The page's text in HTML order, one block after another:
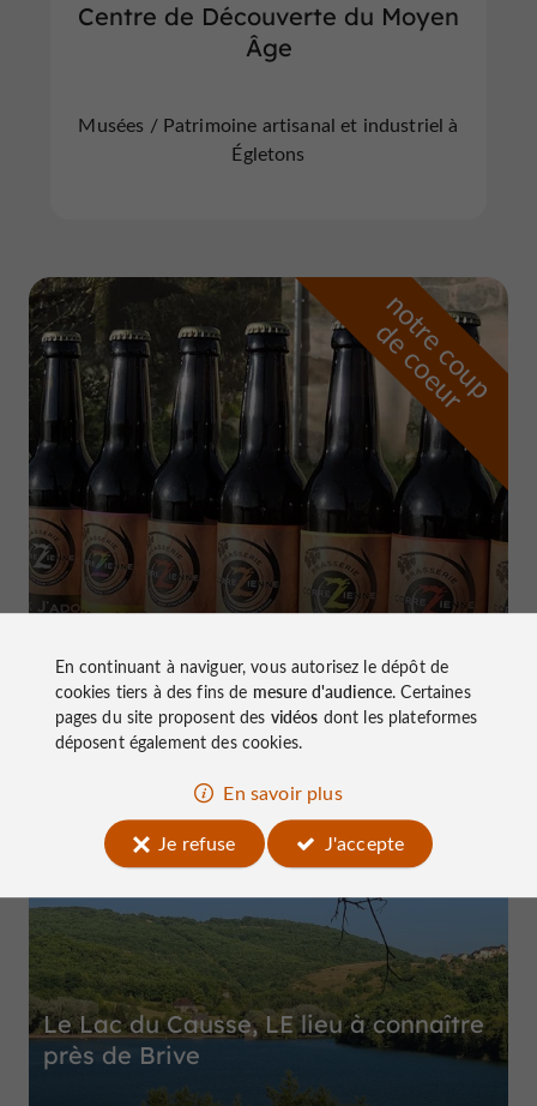
Centre de Découverte du Moyen
Âge
Musées / Patrimoine artisanal et industriel à
Égletons
n
o
t
r
e
c
o
u
p
d
e
c
o
e
u
r
à Marcillac-la-Croze
Top expériences
Le Lac du Causse, LE lieu à connaître
près de Brive
En continuant à naviguer, vous autorisez le dépôt de
cookies tiers à des fins de mesure d'audience. Certaines
pages du site proposent des vidéos dont les plateformes
déposent également des cookies.
En savoir plus
Je refuse
J'accepte